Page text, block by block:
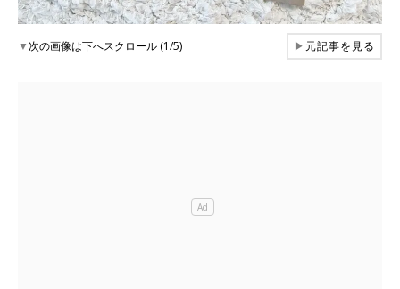
▼次の画像は下へスクロール (1/5) ▶元記事を見る